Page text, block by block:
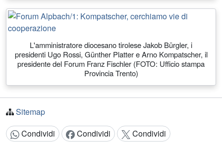
L'amministratore diocesano tirolese Jakob Bürgler, i
presidenti Ugo Rossi, Günther Platter e Arno Kompatscher, il
presidente del Forum Franz Fischler (FOTO: Ufficio stampa
Provincia Trento)
Sitemap
Condividi:
Condividi Condividi Condividi